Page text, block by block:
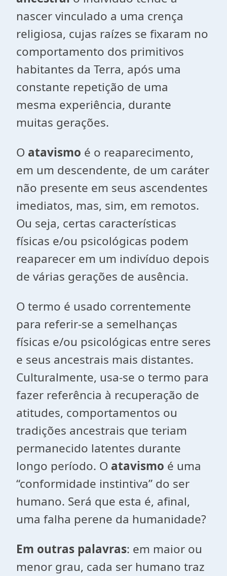
nascer vinculado a uma crença
religiosa, cujas raízes se fixaram no
comportamento dos primitivos
habitantes da Terra, após uma
constante repetição de uma
mesma experiência, durante
muitas gerações.
O atavismo é o reaparecimento,
em um descendente, de um caráter
não presente em seus ascendentes
imediatos, mas, sim, em remotos.
Ou seja, certas características
físicas e/ou psicológicas podem
reaparecer em um indivíduo depois
de várias gerações de ausência.
O termo é usado correntemente
para referir-se a semelhanças
físicas e/ou psicológicas entre seres
e seus ancestrais mais distantes.
Culturalmente, usa-se o termo para
fazer referência à recuperação de
atitudes, comportamentos ou
tradições ancestrais que teriam
permanecido latentes durante
longo período. O atavismo é uma
“conformidade instintiva” do ser
humano. Será que esta é, afinal,
uma falha perene da humanidade?
Em outras palavras: em maior ou
menor grau, cada ser humano traz